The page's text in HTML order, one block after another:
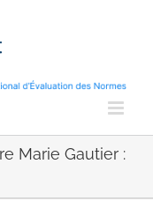
Marie Gautier :